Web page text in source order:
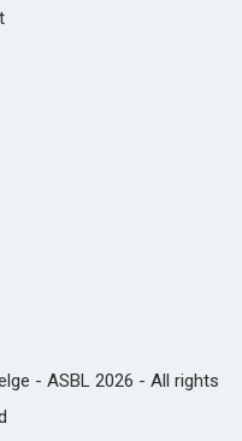
- ASBL 2026 - All rights